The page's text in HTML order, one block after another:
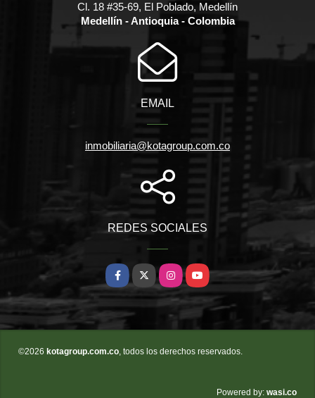
Cl. 18 #35-69, El Poblado, Medellín
Medellín - Antioquia - Colombia
EMAIL
inmobiliaria@kotagroup.com.co
REDES SOCIALES
Facebook
X InstagramYouTube
©2026 kotagroup.com.co, todos los derechos reservados.
Powered by: wasi.co